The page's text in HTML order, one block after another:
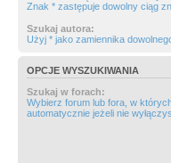
Znak * zastępuje dowolny ciąg
Szukaj autora:
Użyj * jako zamiennika
OPCJE WYSZUKIWANIA
Szukaj w forach:
Wybierz forum lub fora, w
automatycznie jeżeli nie